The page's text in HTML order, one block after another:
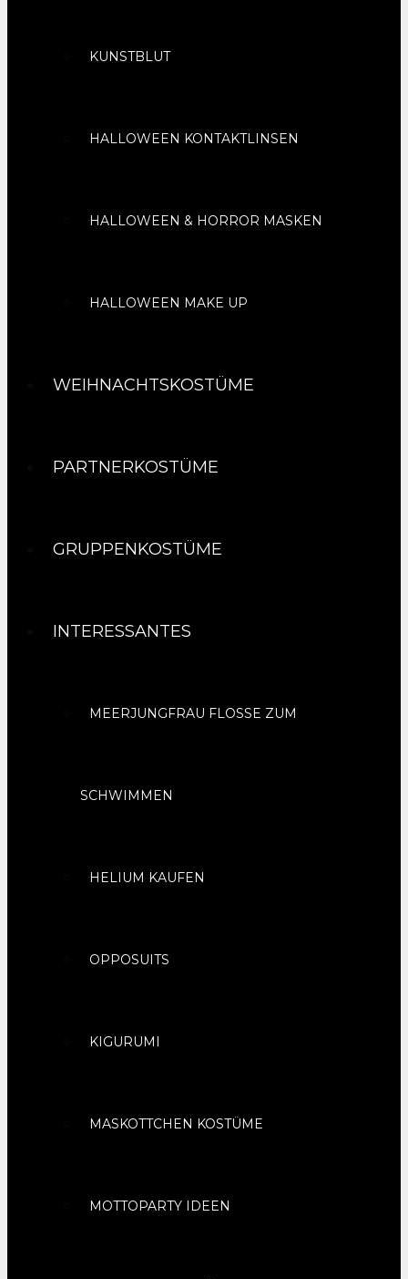
KUNSTBLUT
HALLOWEEN KONTAKTLINSEN
HALLOWEEN & HORROR MASKEN
HALLOWEEN MAKE UP
WEIHNACHTSKOSTÜME
PARTNERKOSTÜME
GRUPPENKOSTÜME
INTERESSANTES
MEERJUNGFRAU FLOSSE ZUM
SCHWIMMEN
HELIUM KAUFEN
OPPOSUITS
KIGURUMI
MASKOTTCHEN KOSTÜME
MOTTOPARTY IDEEN